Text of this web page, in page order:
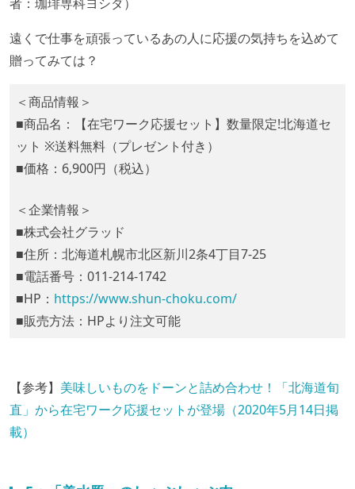
遠くで仕事を頑張っているあの人に応援の気持ちを込めて
贈ってみては？
＜商品情報＞
■商品名：【在宅ワーク応援セット】数量限定!北海道セ
ット ※送料無料（プレゼント付き）
■価格：6,900円（税込）
＜企業情報＞
■株式会社グラッド
■住所：北海道札幌市北区新川2条4丁目7-25
■電話番号：011-214-1742
■HP： https://www.shun-choku.com/
■販売方法：HPより注文可能
【参考】 美味しいものをドーンと詰め合わせ！「北海道旬
直」から在宅ワーク応援セットが登場（2020年5月14日掲
載）